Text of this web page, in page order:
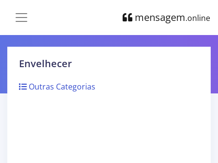
mensagem.online
Envelhecer
Outras Categorias